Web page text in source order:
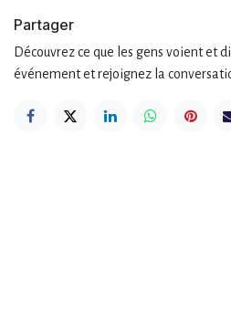
Partager
Découvrez ce que les gens voient et
événement et rejoignez la